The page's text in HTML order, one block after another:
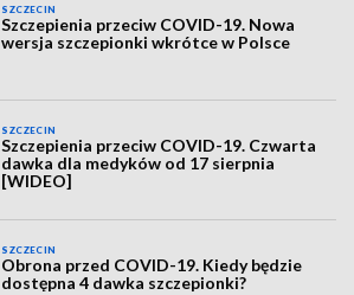
SZCZECIN
Szczepienia przeciw COVID-19. Nowa
wersja szczepionki wkrótce w Polsce
SZCZECIN
Szczepienia przeciw COVID-19. Czwarta
dawka dla medyków od 17 sierpnia
[WIDEO]
SZCZECIN
Obrona przed COVID-19. Kiedy będzie
dostępna 4 dawka szczepionki?